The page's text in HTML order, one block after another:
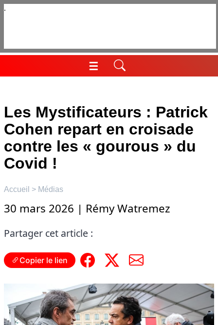
Aller
☰
Menu
Les Mystificateurs : Patrick
Cohen repart en croisade
contre les « gourous » du
Covid !
Accueil > Médias
30 mars 2026 | Rémy Watremez
Partager cet article :
Copier le lien